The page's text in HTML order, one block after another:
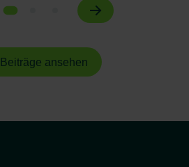
ansehen